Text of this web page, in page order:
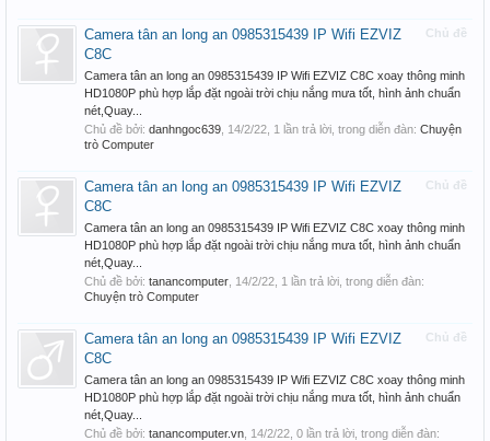
Chủ đề
Camera tân an long an 0985315439 IP Wifi EZVIZ
C8C
Camera tân an long an 0985315439 IP Wifi EZVIZ C8C xoay thông minh
HD1080P phù hợp lắp đặt ngoài trời chịu nắng mưa tốt, hình ảnh chuẩn
nét,Quay...
Chủ đề bởi: danhngoc639 14/2/22 , 1 lần trả lời, trong diễn đàn: Chuyện
trò Computer
Chủ đề
Camera tân an long an 0985315439 IP Wifi EZVIZ
C8C
Camera tân an long an 0985315439 IP Wifi EZVIZ C8C xoay thông minh
HD1080P phù hợp lắp đặt ngoài trời chịu nắng mưa tốt, hình ảnh chuẩn
nét,Quay...
Chủ đề bởi: tanancomputer 14/2/22 , 1 lần trả lời, trong diễn đàn:
Chuyện trò Computer
Chủ đề
Camera tân an long an 0985315439 IP Wifi EZVIZ
C8C
Camera tân an long an 0985315439 IP Wifi EZVIZ C8C xoay thông minh
HD1080P phù hợp lắp đặt ngoài trời chịu nắng mưa tốt, hình ảnh chuẩn
nét,Quay...
Chủ đề bởi: tanancomputer.vn 14/2/22 , 0 lần trả lời, trong diễn đàn: